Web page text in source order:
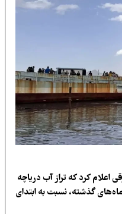
کرد که تراز آب دریاچه
گذشته، نسبت به ابتدای